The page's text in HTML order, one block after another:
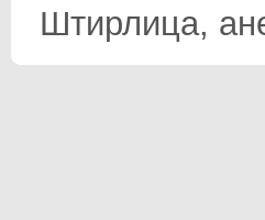
Штирлица,